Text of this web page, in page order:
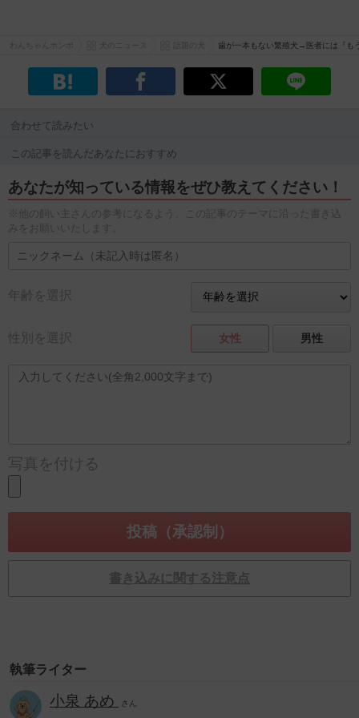
歯が一本もない繁殖犬→医者には『も
合わせて読みたい
この記事を読んだあなたにおすすめ
あなたが知っている情報をぜひ教えてください！
※他の飼い主さんの参考になるよう、この記事のテーマに沿った書き込
みをお願いいたします。
年齢を選択
性別を選択 女性 男性
写真を付ける
書き込みに関する注意点
執筆ライター
小泉 あめ さん